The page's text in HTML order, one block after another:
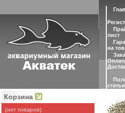
лист
на
статьи
Корзина
(нет товаров)